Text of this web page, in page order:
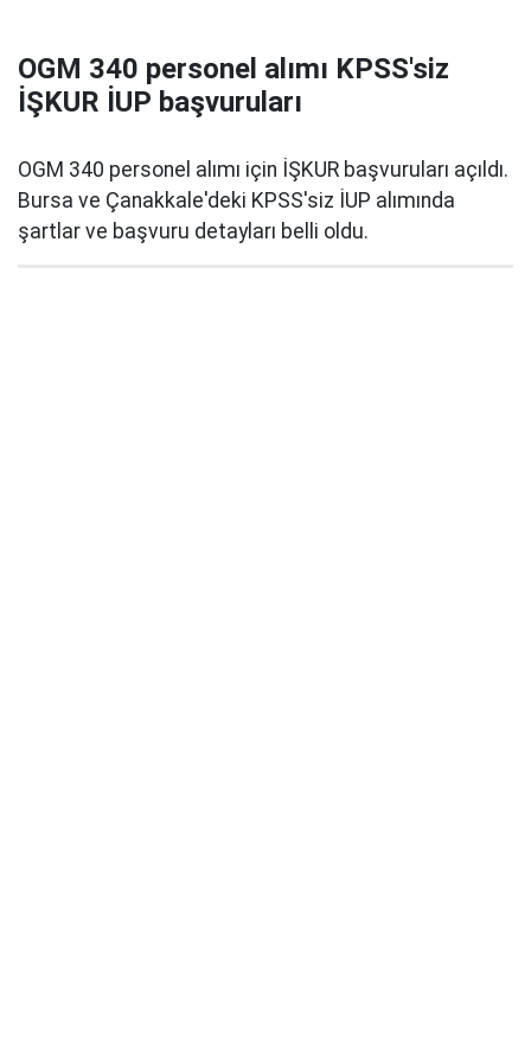
OGM 340 personel alımı KPSS'siz
İŞKUR İUP başvuruları
OGM 340 personel alımı için İŞKUR başvuruları açıldı.
Bursa ve Çanakkale'deki KPSS'siz İUP alımında
şartlar ve başvuru detayları belli oldu.